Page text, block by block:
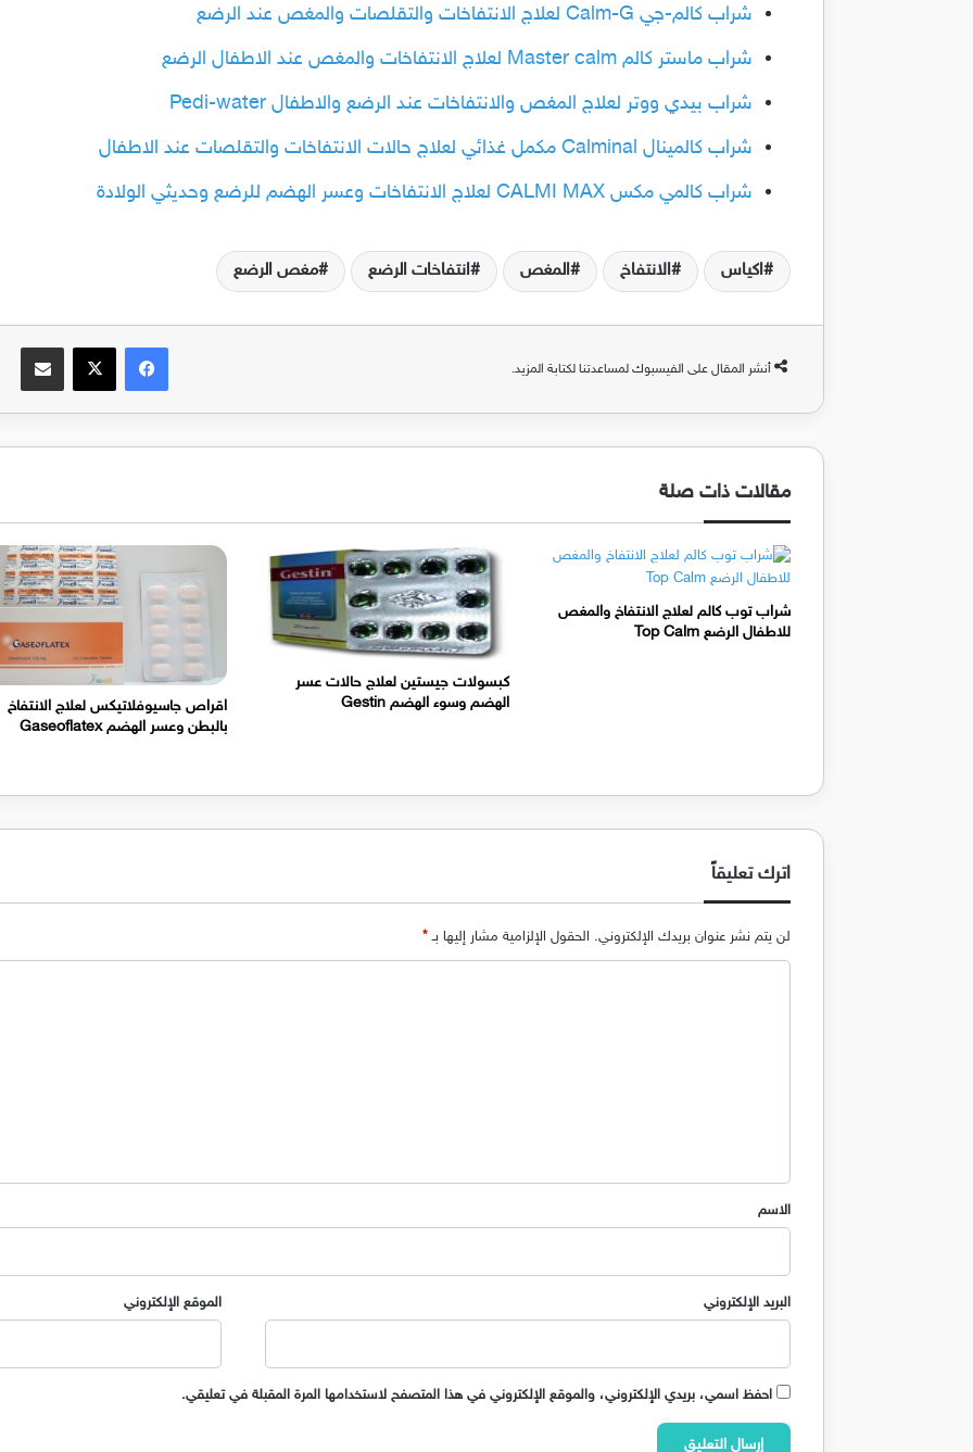
شراب كالم-جي Calm-G لعلاج الانتفاخات والتقلصات والمغص عند الرضع
شراب ماستر كالم Master calm لعلاج الانتفاخات والمغص عند الاطفال الرضع
شراب بيدي ووتر لعلاج المغص والانتفاخات عند الرضع والاطفال Pedi-water
شراب كالمينال Calminal مكمل غذائي لعلاج حالات الانتفاخات والتقلصات عند الاطفال
شراب كالمي مكس CALMI MAX لعلاج الانتفاخات وعسر الهضم للرضع وحديثي الولادة
اكياس الانتفاخ المغص انتفاخات الرضع مغص الرضع
أنشر المقال على الفيسبوك لمساعدتنا لكتابة المزيد.
فيسبوك‫X مشاركة عبر
مقالات ذات صلة
شراب توب كالم لعلاج الانتفاخ والمغص
للاطفال الرضع Top Calm
كبسولات جيستين لعلاج حالات عسر
الهضم وسوء الهضم Gestin
اقراص جاسيوفلاتيكس لعلاج الانتفاخ
بالبطن وعسر الهضم Gaseoflatex
اترك تعليقاً
لن يتم نشر عنوان بريدك الإلكتروني. الحقول الإلزامية مشار إليها بـ*
*
الاسم
البريد الإلكتروني الموقع الإلكتروني
احفظ اسمي، بريدي الإلكتروني، والموقع الإلكتروني في هذا المتصفح لاستخدامها المرة المقبلة في تعليقي.